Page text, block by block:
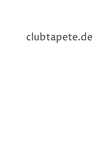
clubtapete.de